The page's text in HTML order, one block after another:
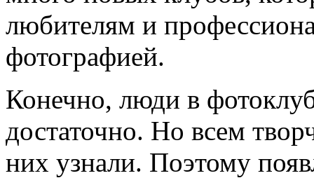
любителям и
фотографией.
Конечно, люди в
достаточно. Но всем
них узнали. Поэтому